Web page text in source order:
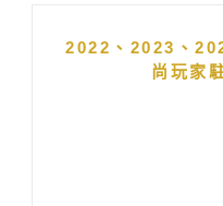
2022、2023、
尚玩家